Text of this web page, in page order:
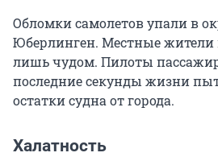
Обломки самолетов упали в
Юберлинген. Местные жители
лишь чудом. Пилоты
последние секунды жизни
остатки судна от города.
Халатность